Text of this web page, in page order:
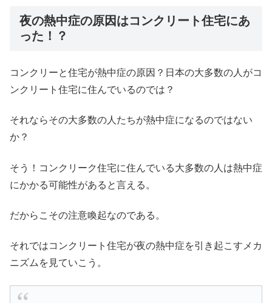
夜の熱中症の原因はコンクリート住宅にあ
った！？
コンクリーと住宅が熱中症の原因？日本の大多数の人がコ
ンクリート住宅に住んでいるのでは？
それならその大多数の人たちが熱中症になるのではない
か？
そう！コンクリーク住宅に住んでいる大多数の人は熱中症
にかかる可能性があると言える。
だからこその注意喚起なのである。
それではコンクリート住宅が夜の熱中症を引き起こすメカ
ニズムを見ていこう。